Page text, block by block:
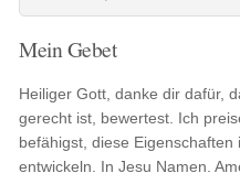
Mein Gebet
Heiliger Gott, danke dir dafür,
gerecht ist, bewertest. Ich
befähigst, diese
entwickeln. In Jesu Namen.